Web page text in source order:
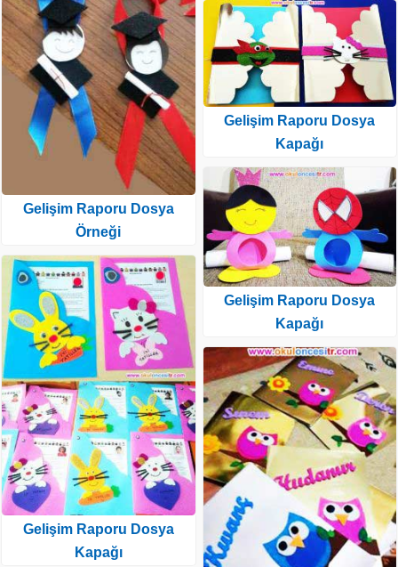
Gelişim Raporu Dosya
Örneği
Gelişim Raporu Dosya
Kapağı
Gelişim Raporu Dosya
Kapağı
Gelişim Raporu Dosya
Kapağı